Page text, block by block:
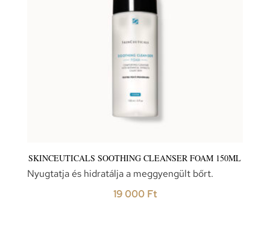
SKINCEUTICALS SOOTHING CLEANSER FOAM 150ML
Nyugtatja és hidratálja a meggyengült bőrt.
19 000 Ft